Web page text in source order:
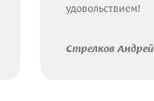
удовольствием!
Стрелков Андрей